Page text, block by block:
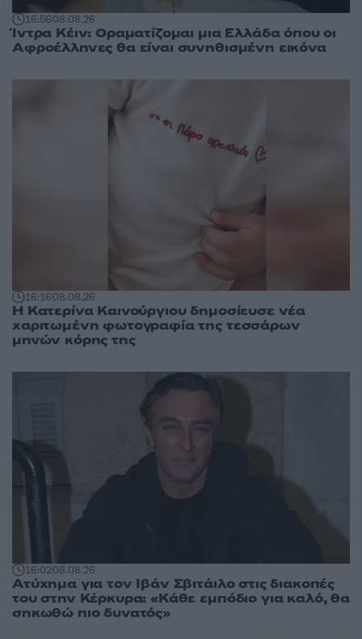
16:5608.08.26
Ίντρα Κέιν: Οραματίζομαι μια Ελλάδα όπου οι
Αφροέλληνες θα είναι συνηθισμένη εικόνα
16:1608.08.26
Η Κατερίνα Καινούργιου δημοσίευσε νέα
χαριτωμένη φωτογραφία της τεσσάρων
μηνών κόρης της
16:0208.08.26
Ατύχημα για τον Ιβάν Σβιτάιλο στις διακοπές
του στην Κέρκυρα: «Κάθε εμπόδιο για καλό, θα
σηκωθώ πιο δυνατός»